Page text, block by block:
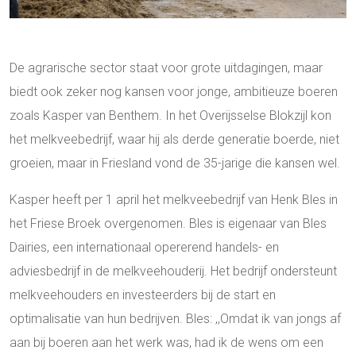
De agrarische sector staat voor grote uitdagingen, maar
biedt ook zeker nog kansen voor jonge, ambitieuze boeren
zoals Kasper van Benthem. In het Overijsselse Blokzijl kon
het melkveebedrijf, waar hij als derde generatie boerde, niet
groeien, maar in Friesland vond de 35-jarige die kansen wel.
Kasper heeft per 1 april het melkveebedrijf van Henk Bles in
het Friese Broek overgenomen. Bles is eigenaar van Bles
Dairies, een internationaal opererend handels- en
adviesbedrijf in de melkveehouderij. Het bedrijf ondersteunt
melkveehouders en investeerders bij de start en
optimalisatie van hun bedrijven. Bles: ,,Omdat ik van jongs af
aan bij boeren aan het werk was, had ik de wens om een